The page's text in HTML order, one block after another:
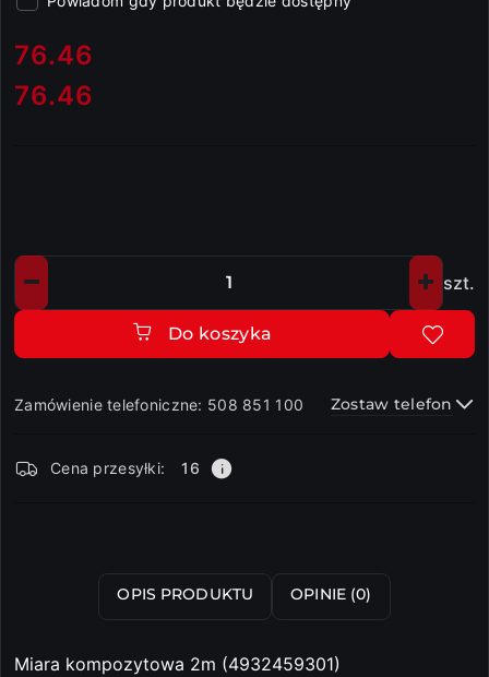
cena:
76.46
Cena:
76.46
Ilość szt.
Do koszyka
Zamówienie telefoniczne: 508 851 100 Zostaw telefon
i
Cena przesyłki: 16
OPIS PRODUKTU OPINIE (0)
Miara kompozytowa 2m (4932459301)